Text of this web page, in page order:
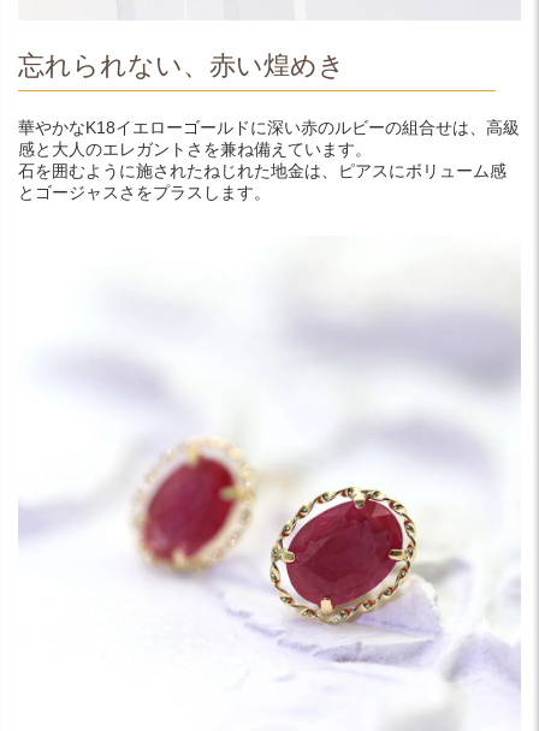
忘れられない、赤い煌めき
華やかなK18イエローゴールドに深い赤のルビーの組合せは、高級
感と大人のエレガントさを兼ね備えています。
石を囲むように施されたねじれた地金は、ピアスにボリューム感
とゴージャスさをプラスします。